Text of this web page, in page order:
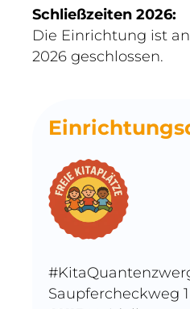
Schließzeiten 2026:
Die Einrichtung ist
2026 geschlossen.
Saupfercheckweg 1